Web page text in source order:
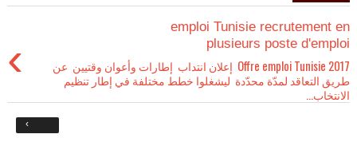
emploi Tunisie recrutement en
plusieurs poste d'emploi
›
Offre emploi Tunisie 2017 إعلان انتداب إطارات وأعوان وقتيين عن
طريق التعاقد لمدّة محدّدة ليشغلوا خطط مختلفة في إطار تنظيم
الانتخاب...
›